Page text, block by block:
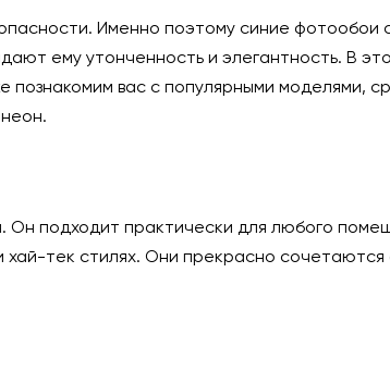
Именно поэтому синие фотообои
ему утонченность и элегантность. В
вас с популярными моделями,
Он подходит практически для любого
тек стилях. Они прекрасно